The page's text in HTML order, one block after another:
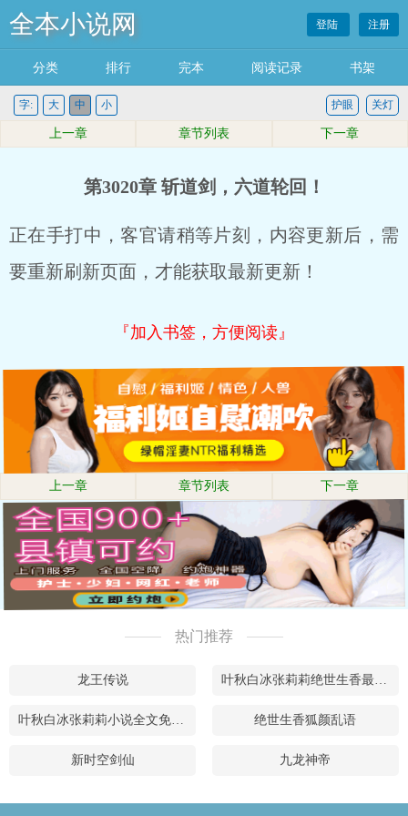
全本小说网 登陆 注册
分类 排行 完本 阅读记录 书架
字: 大 中 小 关灯
护眼
上一章 章节列表 下一章
第3020章 斩道剑，六道轮回！
正在手打中，客官请稍等片刻，内容更新后，需
要重新刷新页面，才能获取最新更新！
『加入书签，方便阅读』
上一章 章节列表 下一章
热门推荐
龙王传说 叶秋白冰张莉莉绝世生香最新章节在线阅读
叶秋白冰张莉莉小说全文免费阅读 绝世生香狐颜乱语
新时空剑仙 九龙神帝